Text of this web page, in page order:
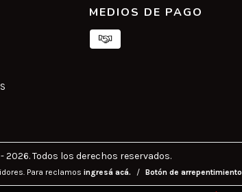
MEDIOS DE PAGO
2026. Todos los derechos reservados.
Para reclamos ingresá acá. / Botón de arrepentimiento